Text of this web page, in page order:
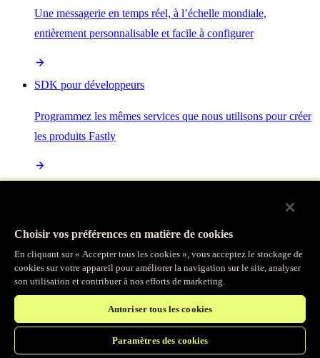
Une messagerie en temps réel, à l’échelle mondiale,
entièrement personnalisable et facile à configurer
SDK pour développeurs
Programmez les mêmes services que nous utilisons pour créer
les produits Fastly
sur des normes ouvertes et intégrée à la suite complète de
produits Fastly
Accélérez vos charges de travail d’IA et gagnez en efficacité
Choisir vos préférences en matière de cookies
En cliquant sur « Accepter tous les cookies », vous acceptez le stockage de
cookies sur votre appareil pour améliorer la navigation sur le site, analyser
son utilisation et contribuer à nos efforts de marketing.
Autoriser tous les cookies
Paramètres des cookies